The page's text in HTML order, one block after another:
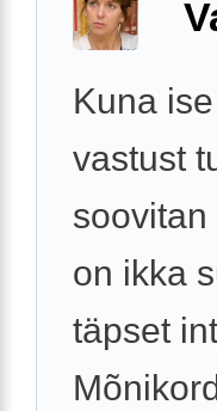
Kuna
vastust
on ikka
täpset